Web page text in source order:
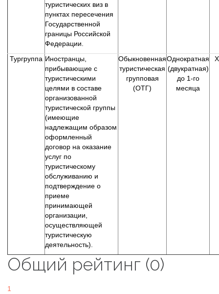
туристических виз в
пунктах пересечения
Государственной
границы Российской
Федерации.
Тургруппа Иностранцы,
прибывающие с
туристическими
целями в составе
организованной
туристической группы
(имеющие
надлежащим образом
оформленный
договор на оказание
услуг по
туристическому
обслуживанию и
подтверждение о
приеме
принимающей
организации,
осуществляющей
туристическую
деятельность).
Обыкновенная
туристическая
групповая
(ОТГ)
Однократная
(двукратная)
до 1-го
месяца
Х
Общий рейтинг (0)
1